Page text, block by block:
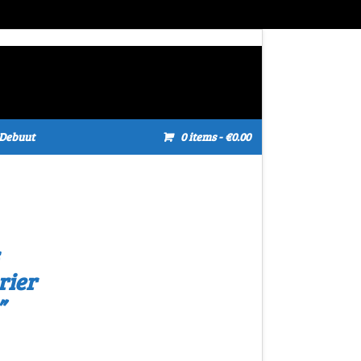
0 items- €0.00